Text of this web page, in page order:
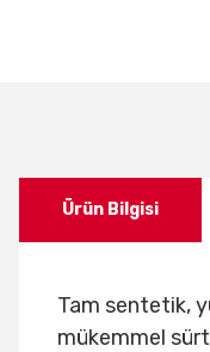
Ürün Bilgisi
Tam sentetik,
mükemmel